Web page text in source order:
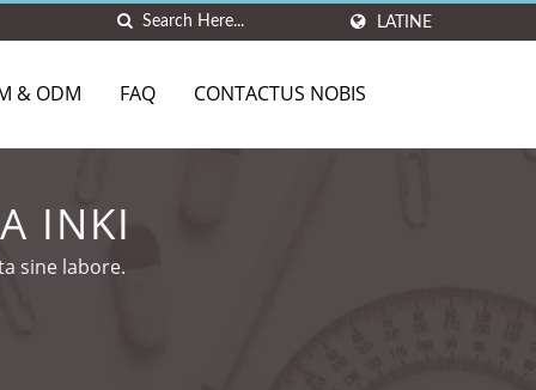
LATINE
& ODM FAQ CONTACTUS NOBIS
INKI
sine labore.